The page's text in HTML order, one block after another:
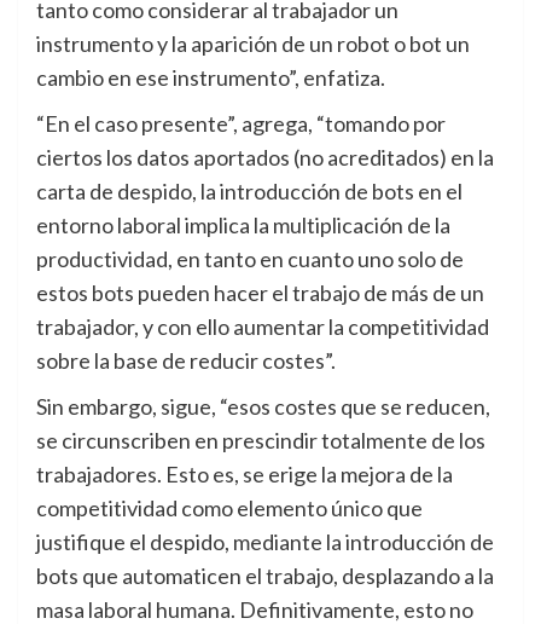
tanto como considerar al trabajador un
instrumento y la aparición de un robot o bot un
cambio en ese instrumento”, enfatiza.
“En el caso presente”, agrega, “tomando por
ciertos los datos aportados (no acreditados) en la
carta de despido, la introducción de bots en el
entorno laboral implica la multiplicación de la
productividad, en tanto en cuanto uno solo de
estos bots pueden hacer el trabajo de más de un
trabajador, y con ello aumentar la competitividad
sobre la base de reducir costes”.
Sin embargo, sigue, “esos costes que se reducen,
se circunscriben en prescindir totalmente de los
trabajadores. Esto es, se erige la mejora de la
competitividad como elemento único que
justifique el despido, mediante la introducción de
bots que automaticen el trabajo, desplazando a la
masa laboral humana. Definitivamente, esto no